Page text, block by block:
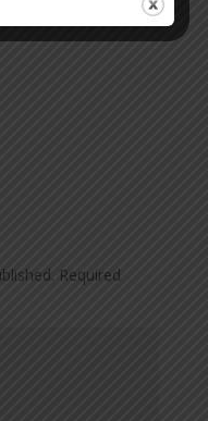
Required